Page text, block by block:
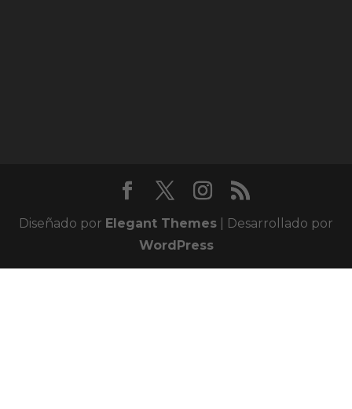
Diseñado por Elegant Themes | Desarrollado por
WordPress